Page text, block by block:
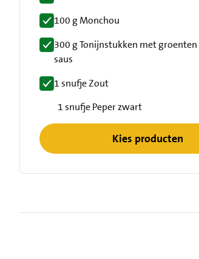
100 g Monchou
300 g Tonijnstukken met
saus
1 snufje Zout
1 snufje Peper zwart
Kies producten